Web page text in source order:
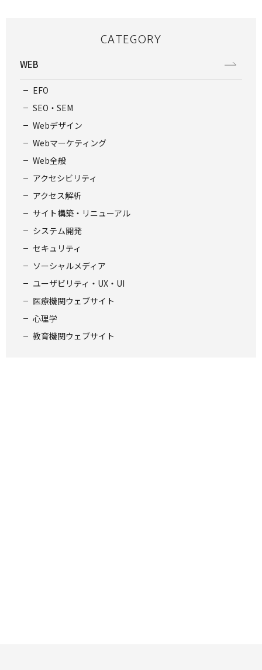
CATEGORY
WEB
EFO
SEO・SEM
Webデザイン
Webマーケティング
Web全般
アクセシビリティ
アクセス解析
サイト構築・リニューアル
システム開発
セキュリティ
ソーシャルメディア
ユーザビリティ・UX・UI
医療機関ウェブサイト
心理学
教育機関ウェブサイト